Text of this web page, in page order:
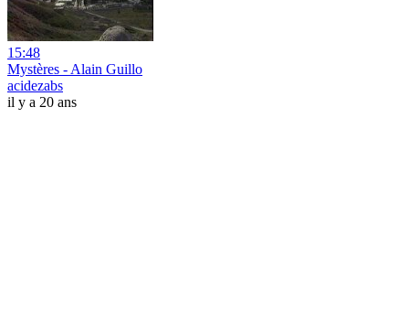
15:48
Mystères - Alain Guillo
acidezabs
il y a 20 ans